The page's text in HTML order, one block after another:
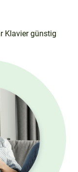
Klavier günstig